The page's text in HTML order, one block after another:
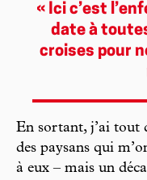
« Ici c’est
date à
croises pour
En sortant, j’ai tout
des paysans qui
à eux – mais un